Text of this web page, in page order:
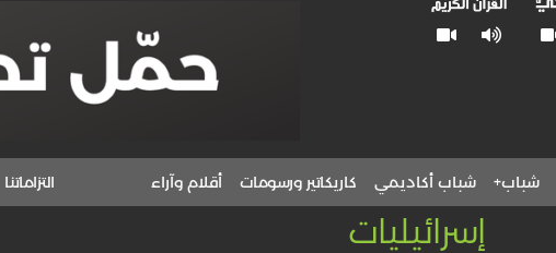
شباب+ شباب أكاديمي كاريكاتير ورسومات أقلام وآراء التزاماتنا
إسرائيليات